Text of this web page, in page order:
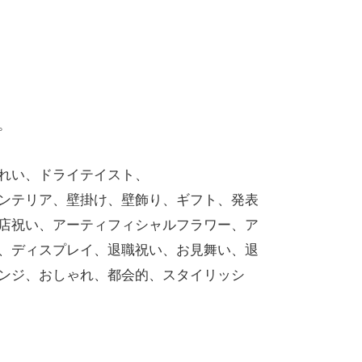
、ドライテイスト、
テリア、壁掛け、壁飾り、ギフト、発表
祝い、アーティフィシャルフラワー、ア
ディスプレイ、退職祝い、お見舞い、退
ジ、おしゃれ、都会的、スタイリッシ